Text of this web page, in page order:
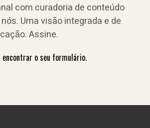
com curadoria de conteúdo
Uma visão integrada e de
Assine.
encontrar o seu formulário.